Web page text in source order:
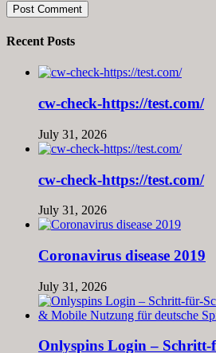
Recent Posts
cw-check-https://test.com/
July 31, 2026
cw-check-https://test.com/
July 31, 2026
Coronavirus disease 2019
July 31, 2026
Onlyspins Login –